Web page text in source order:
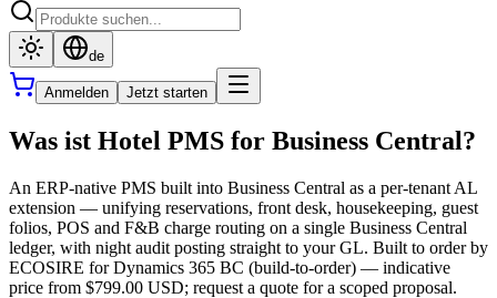
de
Anmelden Jetzt starten
Was ist Hotel PMS for Business Central?
An ERP-native PMS built into Business Central as a per-tenant AL
extension — unifying reservations, front desk, housekeeping, guest
folios, POS and F&B charge routing on a single Business Central
ledger, with night audit posting straight to your GL. Built to order by
ECOSIRE for Dynamics 365 BC (build-to-order) — indicative
price from $799.00 USD; request a quote for a scoped proposal.